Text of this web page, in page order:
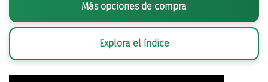
Más opciones de compra
Explora el índice